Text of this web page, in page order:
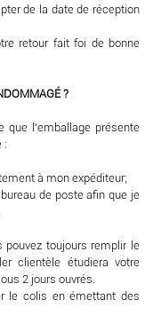
de la date de réception
retour fait foi de bonne
?
l‘emballage présente
:
à mon expéditeur;
de poste afin que je
toujours remplir le
clientèle étudiera votre
2 jours ouvrés.
le colis en émettant des